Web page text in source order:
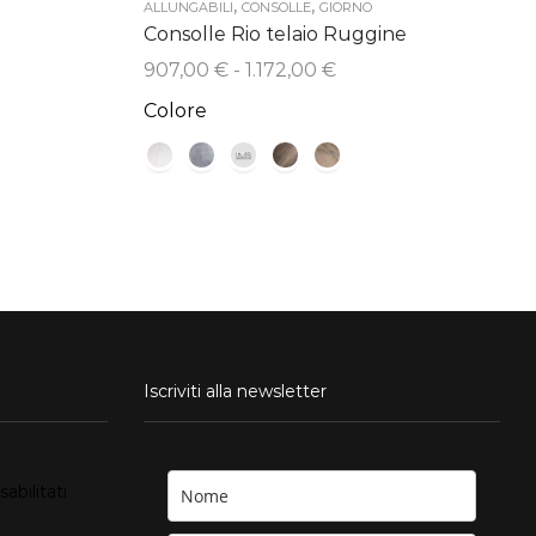
ALLUNGABILI, CONSOLLE, GIORNO
Consolle Rio telaio Ruggine
907,00 € - 1.172,00 €Fascia
da
Colore
Iscriviti alla newsletter